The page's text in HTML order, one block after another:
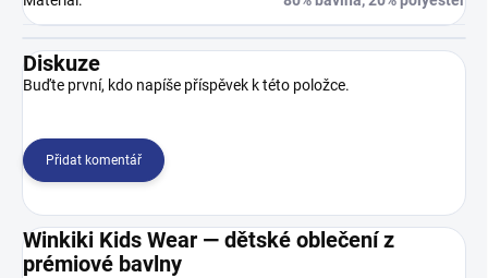
Diskuze
Buďte první, kdo napíše příspěvek k této položce.
Přidat komentář
Winkiki Kids Wear — dětské oblečení z
prémiové bavlny